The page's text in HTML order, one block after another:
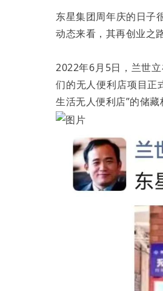
东星集团周年庆的日子
动态来看，其再创业之
2022年6月5日，兰世
们的无人便利店项目正
生活无人便利店”的储藏